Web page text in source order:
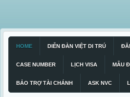
HOME DIỄN ĐÀN VIỆT DI TRÚ
CASE NUMBER LỊCH VISA MẪU
BẢO TRỢ TÀI CHÁNH ASK NVC